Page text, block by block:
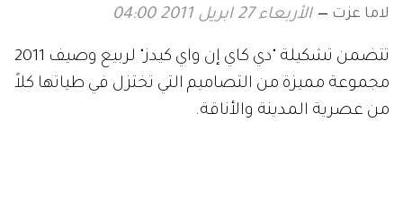
لاما عزت الأربعاء 27 ابريل 2011 04:00
تتضمن تشكيلة "دي كاي إن واي كيدز" لربيع وصيف 2011
مجموعة مميزة من التصاميم التي تختزل في طياتها كلاً
من عصرية المدينة والأناقة.